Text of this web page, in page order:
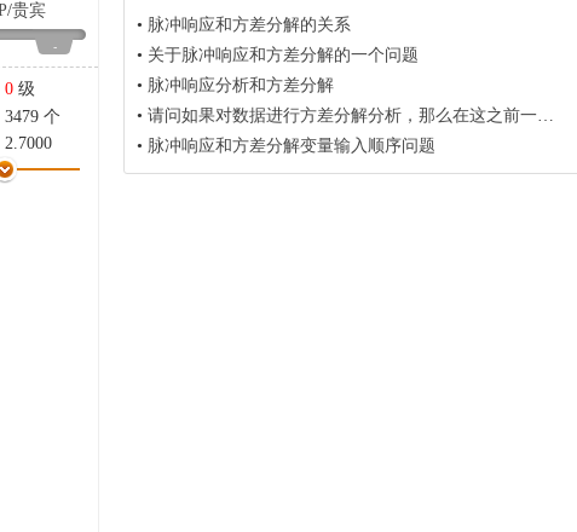
/贵宾
-
0 级
3479 个
2.7000
0 点
• 脉冲响应和方差分解的关系
• 关于脉冲响应和方差分解的一个问题
• 脉冲响应分析和方差分解
• 请问如果对数据进行方差分解分析，那么在这之前一定要做误差修正检验和脉冲响应吗？
• 脉冲响应和方差分解变量输入顺序问题